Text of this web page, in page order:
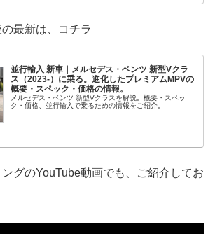
最新は、コチラ
並行輸入 新車｜メルセデス・ベンツ 新型Vクラ
ス（2023-）に乗る。進化したプレミアムMPVの
概要・スペック・価格の情報。
メルセデス・ベンツ 新型Vクラスを解説。概要・スペッ
ク・価格、並行輸入で乗るための情報をご紹介。
グのYouTube動画でも、ご紹介してお